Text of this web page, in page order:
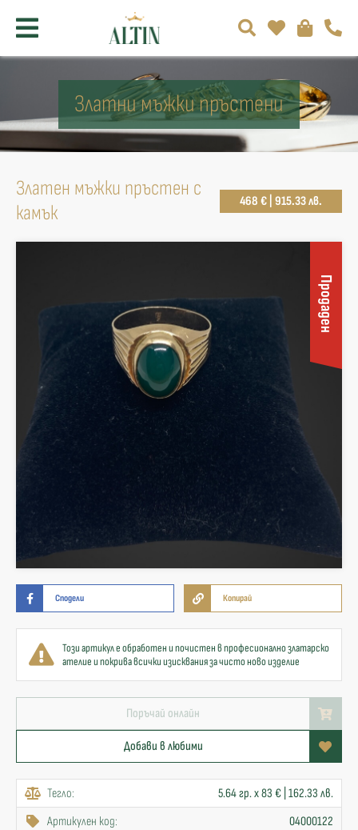
Златни мъжки пръстени
Златен мъжки пръстен с
камък
468 € | 915.33 лв.
Продаден
Сподели Копирай
Този артикул е обработен и почистен в професионално златарско
ателие и покрива всички изисквания за чисто ново изделие
Поръчай онлайн
Добави в любими
Тегло:
5.64 гр. x 83 € | 162.33 лв.
Артикулен код:
04000122